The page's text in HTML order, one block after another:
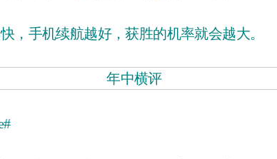
手机续航越好，获胜的机率就会越大。